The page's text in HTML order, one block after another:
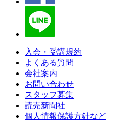
入会・受講規約
よくある質問
会社案内
お問い合わせ
スタッフ募集
読売新聞社
個人情報保護方針など